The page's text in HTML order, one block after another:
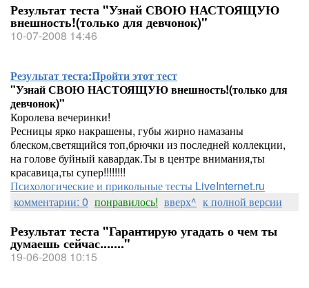
Результат теста "Узнай СВОЮ НАСТОЯЩУЮ
внешность!(только для девчонок)"
10-07-2008 14:46
Результат теста:Пройти этот тест
"Узнай СВОЮ НАСТОЯЩУЮ внешность!(только для
девчонок)"
Королева вечеринки!
Ресницы ярко накрашены, губы жирно намазаны
блеском,светящийся топ,брючки из последней коллекции,
на голове буйный кавардак.Ты в центре внимания,ты
красавица,ты супер!!!!!!!!
Психологические и прикольные тесты LiveInternet.ru
комментарии: 0 понравилось! вверх^ к полной версии
Результат теста "Гарантирую угадать о чем ты
думаешь сейчас......."
19-06-2008 10:15